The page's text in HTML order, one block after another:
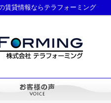
賃貸情報ならテラフォーミング